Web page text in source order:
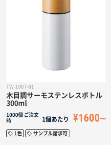
露しないため水滴でバッグや机を濡らす
心配なくご使用いただけます。広範囲の
TW-1007-01
木目調サーモステンレスボトル
300ml
1000個 ご注文
時
1個あたり ¥1600
1色 サンプル請求可